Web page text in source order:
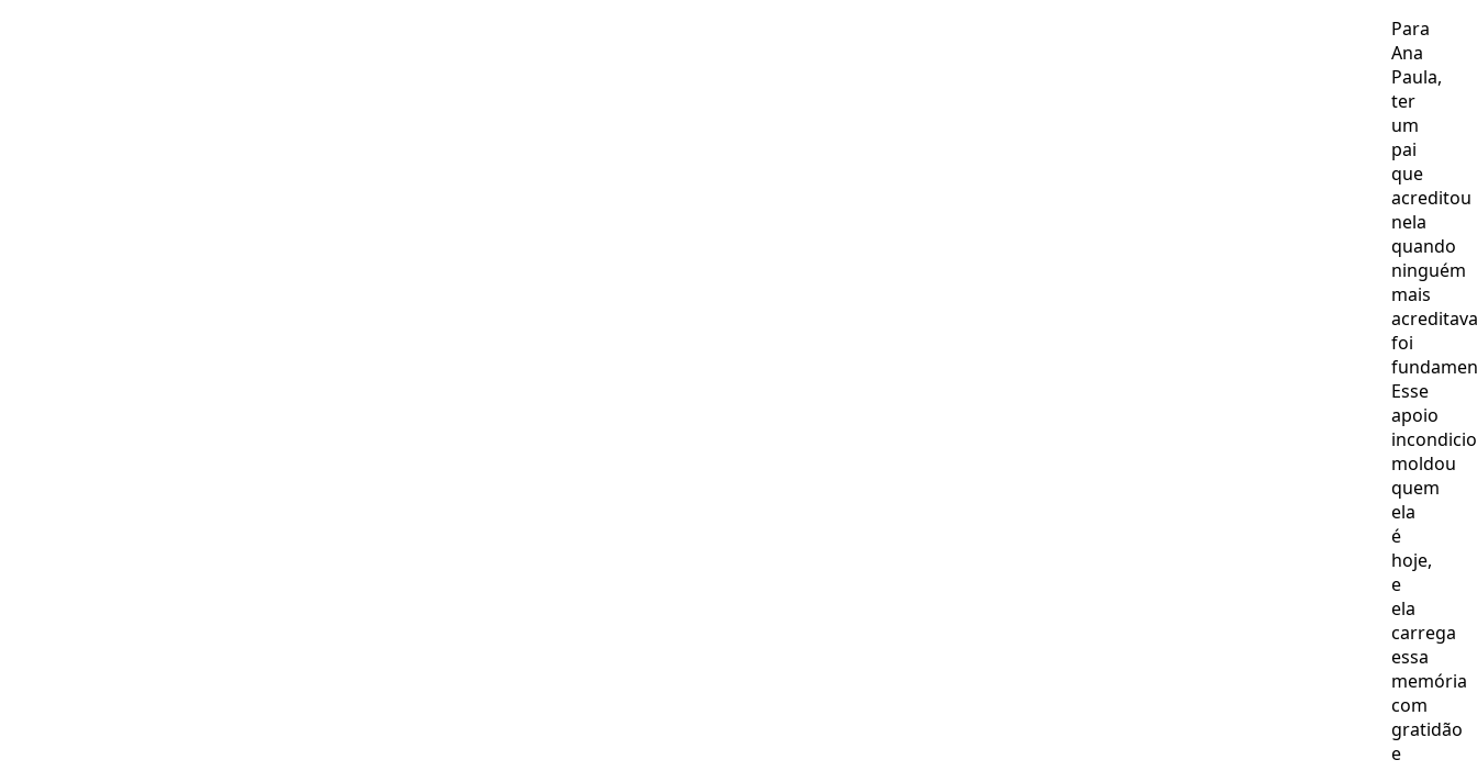
Para
Ana
Paula,
ter
um
pai
que
acreditou
nela
quando
ninguém
mais
acreditava
foi
Esse
apoio
moldou
quem
ela
é
hoje,
e
ela
carrega
essa
memória
com
gratidão
e